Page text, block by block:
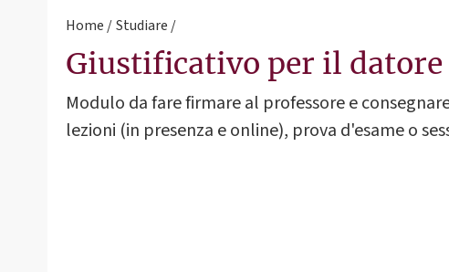
Home Studiare
Giustificativo per il
Modulo da fare firmare al professore e
lezioni (in presenza e online), prova d'esame o